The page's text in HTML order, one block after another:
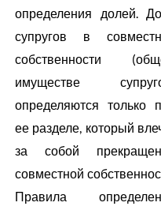
определения долей.
супругов в
собственности
имуществе
определяются только
ее разделе, который
за собой
совместной
Правила